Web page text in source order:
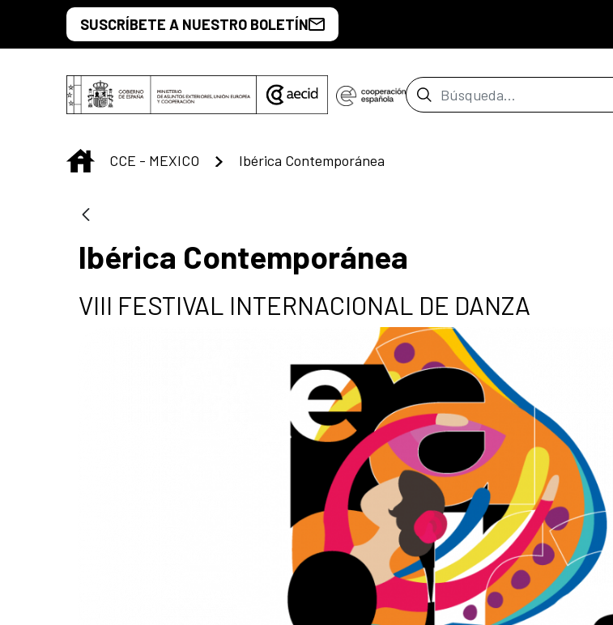
Saltar al contenido principal
SUSCRÍBETE A NUESTRO BOLETÍN
Barra de búsqueda
INICIO
CCE - MEXICO Ibérica Contemporánea
Ibérica Contemporánea
VIII FESTIVAL INTERNACIONAL DE DANZA